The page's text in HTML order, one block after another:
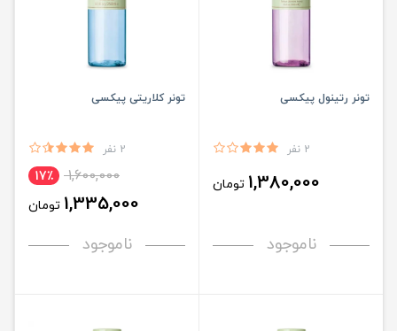
تونر رتینول پیکسی
2 نفر
1,380,000 تومان
ناموجود
تونر کلاریتی پیکسی
2 نفر
1,600,000 17٪
1,335,000 تومان
ناموجود